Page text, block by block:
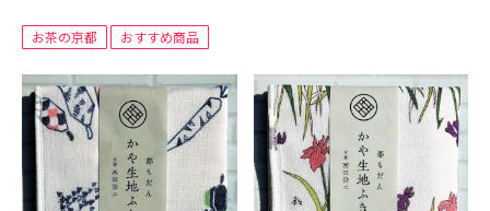
お茶の京都 おすすめ商品